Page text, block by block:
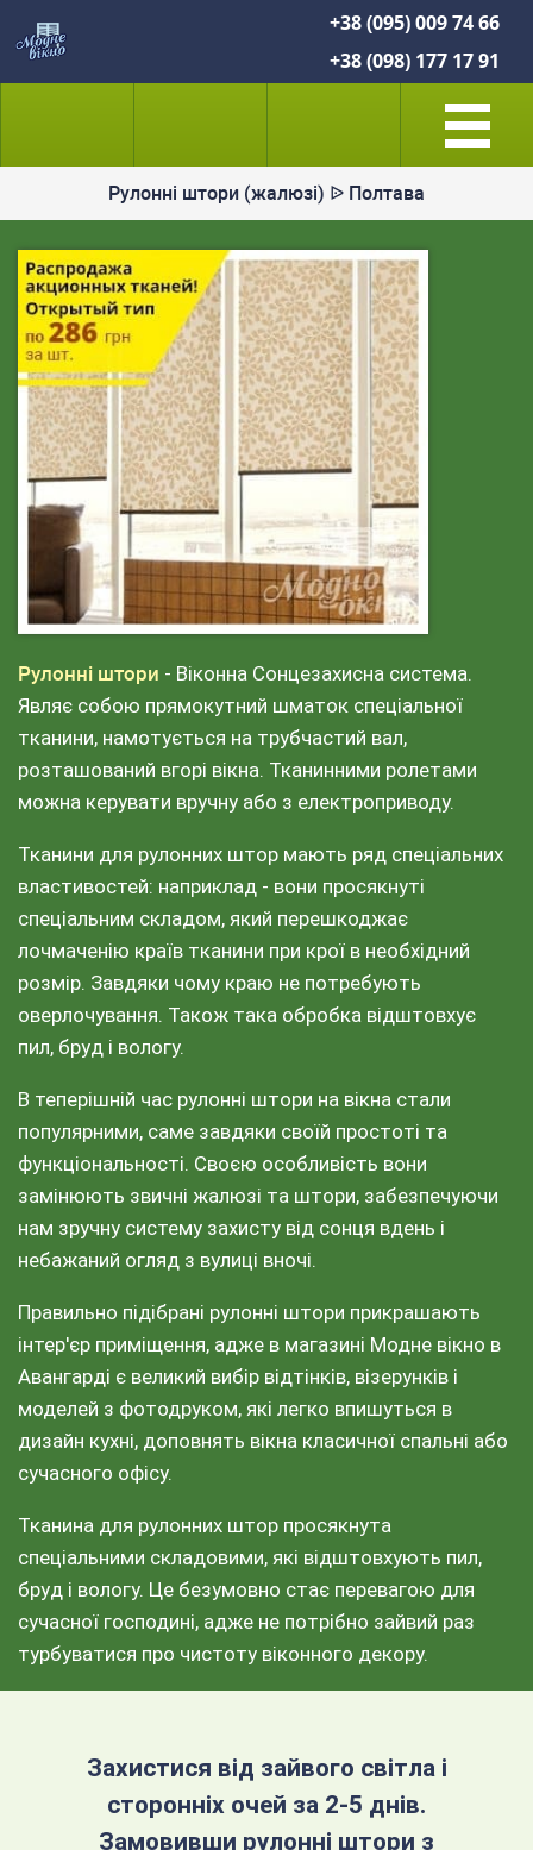
+38 (095) 009 74 66
+38 (098) 177 17 91
Рулонні штори (жалюзі) ᐉ Полтава
Рулонні штори - Віконна Сонцезахисна система.
Являє собою прямокутний шматок спеціальної
тканини, намотується на трубчастий вал,
розташований вгорі вікна. Тканинними ролетами
можна керувати вручну або з електроприводу.
Тканини для рулонних штор мають ряд спеціальних
властивостей: наприклад - вони просякнуті
спеціальним складом, який перешкоджає
лочмаченію країв тканини при крої в необхідний
розмір. Завдяки чому краю не потребують
оверлочування. Також така обробка відштовхує
пил, бруд і вологу.
В теперішній час рулонні штори на вікна стали
популярними, саме завдяки своїй простоті та
функціональності. Своєю особливість вони
замінюють звичні жалюзі та штори, забезпечуючи
нам зручну систему захисту від сонця вдень і
небажаний огляд з вулиці вночі.
Правильно підібрані рулонні штори прикрашають
інтер'єр приміщення, адже в магазині Модне вікно в
Авангарді є великий вибір відтінків, візерунків і
моделей з фотодруком, які легко впишуться в
дизайн кухні, доповнять вікна класичної спальні або
сучасного офісу.
Тканина для рулонних штор просякнута
спеціальними складовими, які відштовхують пил,
бруд і вологу. Це безумовно стає перевагою для
сучасної господині, адже не потрібно зайвий раз
турбуватися про чистоту віконного декору.
Захистися від зайвого світла і
сторонніх очей за 2-5 днів.
Замовивши рулонні штори з